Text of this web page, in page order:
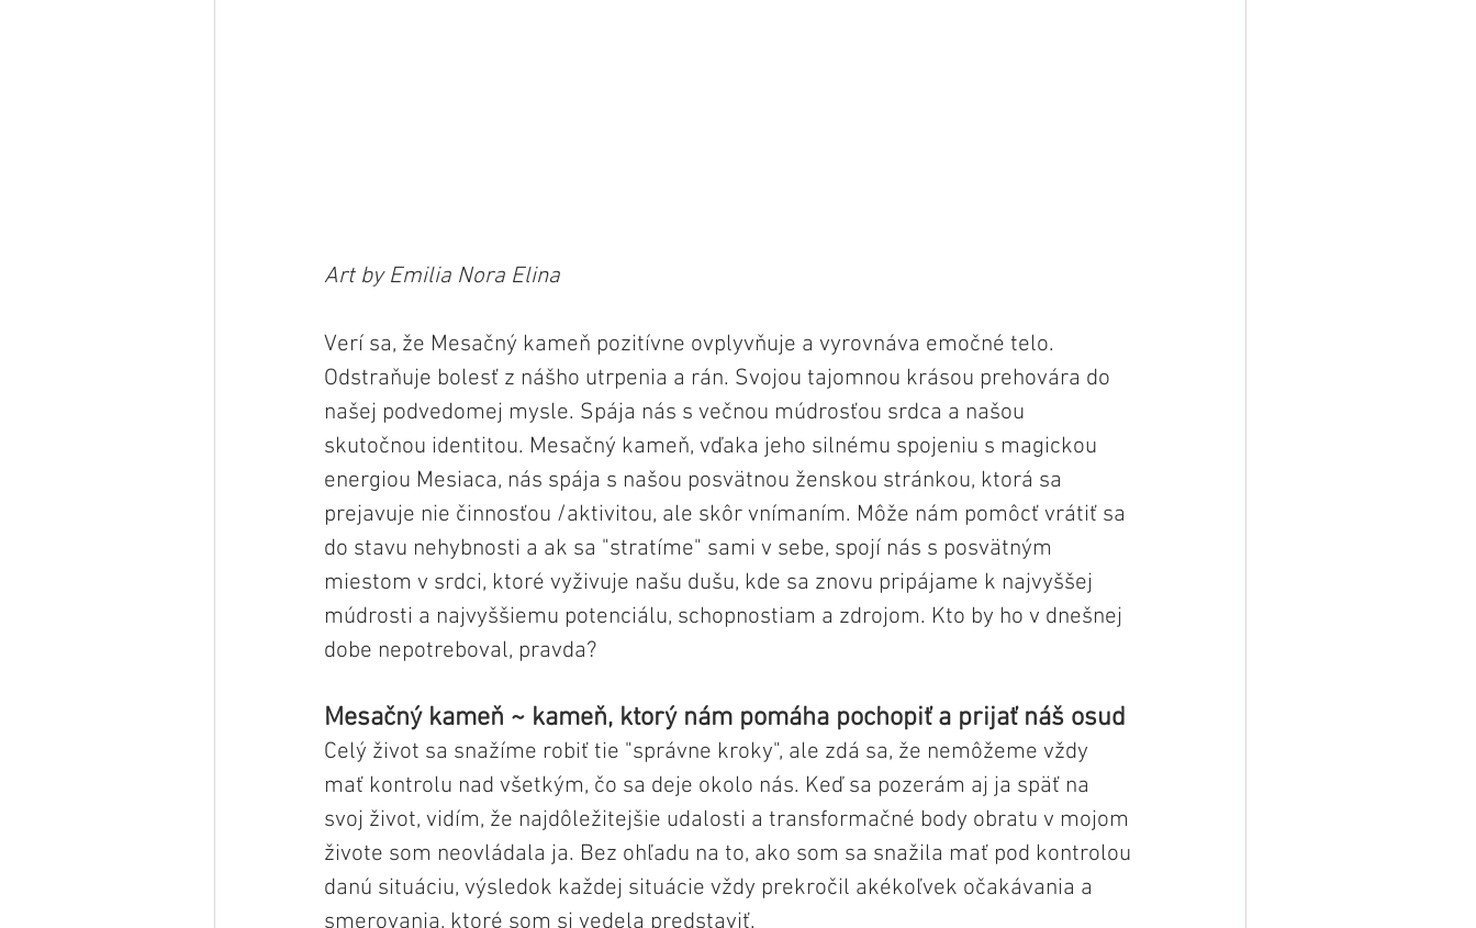
Art by Emilia Nora Elina
Verí sa, že Mesačný kameň pozitívne ovplyvňuje a vyrovnáva emočné telo.
Odstraňuje bolesť z nášho utrpenia a rán. Svojou tajomnou krásou prehovára do
našej podvedomej mysle. Spája nás s večnou múdrosťou srdca a našou
skutočnou identitou. Mesačný kameň, vďaka jeho silnému spojeniu s magickou
energiou Mesiaca, nás spája s našou posvätnou ženskou stránkou, ktorá sa
prejavuje nie činnosťou /aktivitou, ale skôr vnímaním. Môže nám pomôcť vrátiť sa
do stavu nehybnosti a ak sa "stratíme" sami v sebe, spojí nás s posvätným
miestom v srdci, ktoré vyživuje našu dušu, kde sa znovu pripájame k najvyššej
múdrosti a najvyššiemu potenciálu, schopnostiam a zdrojom. Kto by ho v dnešnej
dobe nepotreboval, pravda?
Mesačný kameň ~ kameň, ktorý nám pomáha pochopiť a prijať náš osud
Celý život sa snažíme robiť tie "správne kroky", ale zdá sa, že nemôžeme vždy
mať kontrolu nad všetkým, čo sa deje okolo nás. Keď sa pozerám aj ja späť na
svoj život, vidím, že najdôležitejšie udalosti a transformačné body obratu v mojom
živote som neovládala ja. Bez ohľadu na to, ako som sa snažila mať pod kontrolou
danú situáciu, výsledok každej situácie vždy prekročil akékoľvek očakávania a
smerovania, ktoré som si vedela predstaviť.